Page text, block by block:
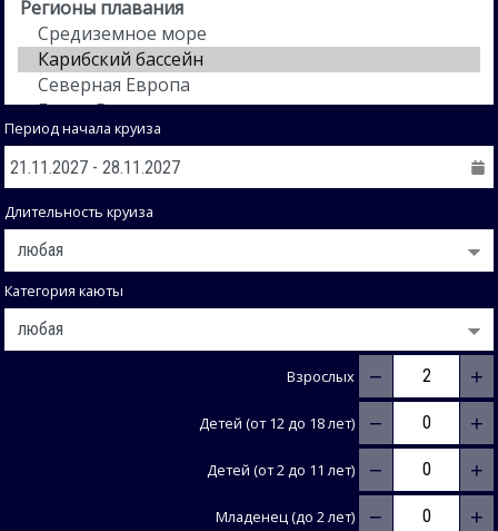
Период начала круиза
Длительность круиза
Категория каюты
Взрослых − +
Детей (от 12 до 18 лет) − +
Детей (от 2 до 11 лет) − +
Младенец (до 2 лет) − +